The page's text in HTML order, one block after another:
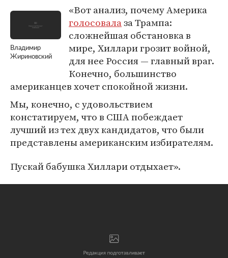
Владимир
Жириновский
«Вот анализ, почему Америка
голосовалаза Трампа:
сложнейшая обстановка в
мире, Хиллари грозит войной,
для нее Россия — главный враг.
Конечно, большинство
американцев хочет спокойной жизни.
Мы, конечно, с удовольствием
констатируем, что в США побеждает
лучший из тех двух кандидатов, что были
представлены американским избирателям.
Пускай бабушка Хиллари отдыхает».